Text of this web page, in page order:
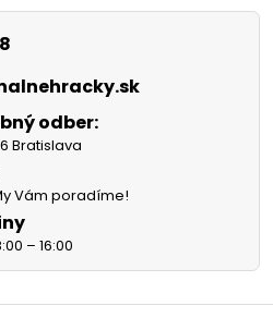
odber:
Bratislava
Vám poradíme!
– 16:00